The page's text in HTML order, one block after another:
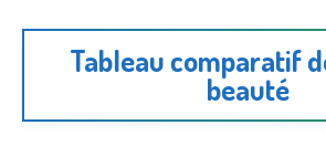
Tableau comparatif
beauté